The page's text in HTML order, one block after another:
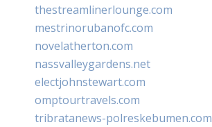
thestreamlinerlounge.com
mestrinorubanofc.com
novelatherton.com
nassvalleygardens.net
electjohnstewart.com
omptourtravels.com
tribratanews-polreskebumen.com